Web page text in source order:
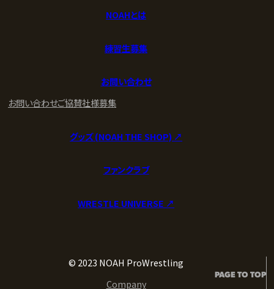
NOAHとは
練習生募集
お問い合わせ
お問い合わせご協賛社様募集
グッズ (NOAH THE SHOP) ↗︎
ファンクラブ
WRESTLE UNIVERSE ↗︎
© 2023 NOAH ProWrestling
Company
PAGE TO TOP